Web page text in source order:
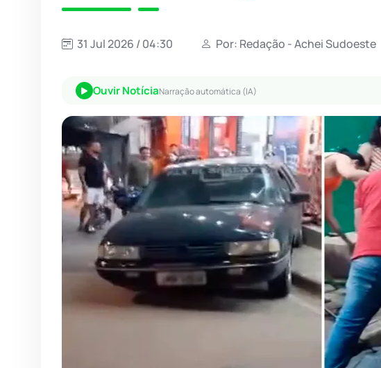
31 Jul 2026 / 04:30 Por: Redação - Achei Sudoeste
Ouvir NotíciaNarração automática (IA)